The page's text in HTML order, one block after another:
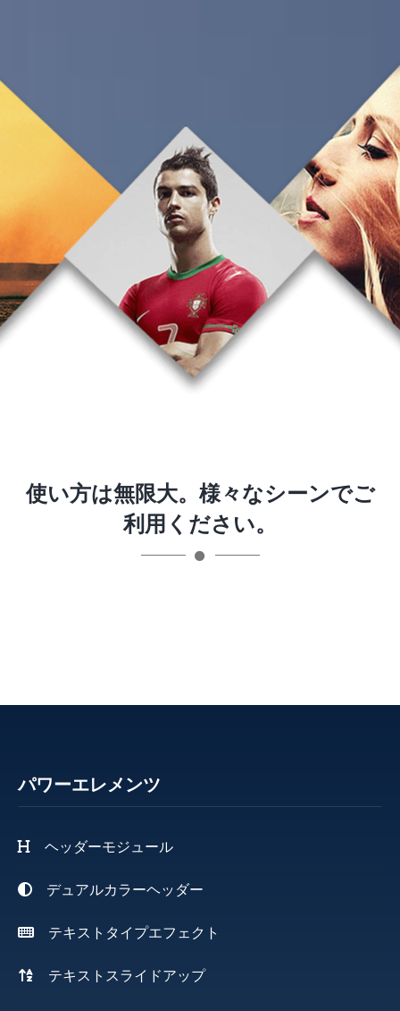
使い方は無限大。様々なシーンでご
利用ください。
パワーエレメンツ
ヘッダーモジュール
デュアルカラーヘッダー
テキストタイプエフェクト
テキストスライドアップ